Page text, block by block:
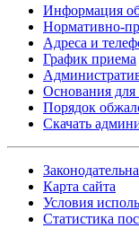
Информация
Нормативно-
Адреса и
График приема
Основания для
Порядок
Скачать
Карта сайта
Условия
Статистика